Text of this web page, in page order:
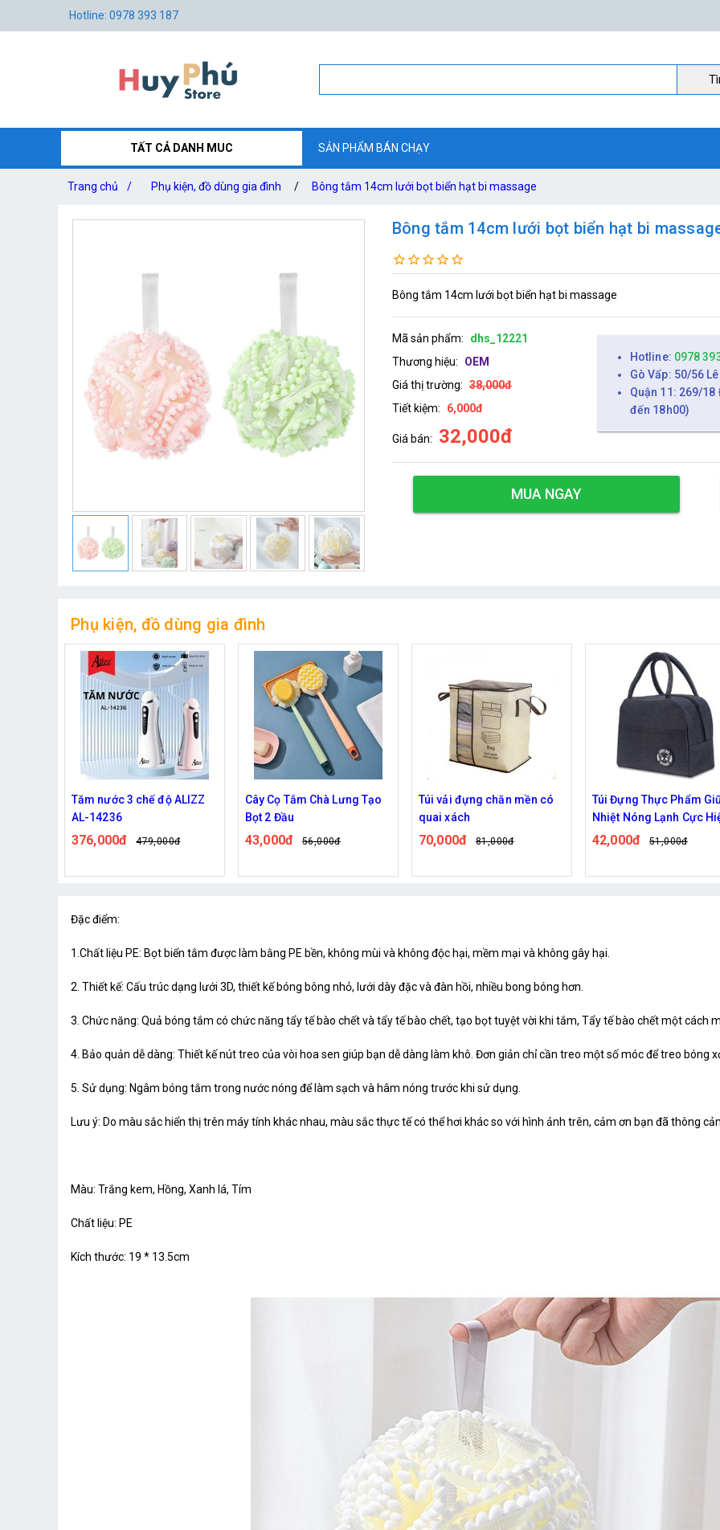
Hotline: 0978 393 187
TẤT CẢ DANH MUC SẢN PHẨM BÁN CHẠY
Trang chủ / Phụ kiện, đồ dùng gia đình / Bông tắm 14cm lưới bọt biển hạt bi massage
Bông tắm 14cm lưới bọt biển hạt bi
Bông tắm 14cm lưới bọt biển hạt bi massage
Mã sản phẩm:
dhs_12221
Thương hiệu:
OEM
Giá thị trường: 38,000đ
Tiết kiệm:
6,000đ
Giá bán: 32,000đ
Hotline: 0978
Gò Vấp: 50/56
Quận 11: 269/18
đến 18h00)
MUA NGAY
Phụ kiện, đồ dùng gia đình
Cây Cọ Tắm Chà Lưng Tạo
Bọt 2 Đầu
43,000đ 56,000đ
Túi vải đựng chăn mền có
quai xách
70,000đ 81,000đ
Túi Đựng Thực Phẩm Giữ
Nhiệt Nóng Lạnh Cực Hiệu
Quả, Vải Chống Thấm
42,000đ 51,000đ
Bàn Ủi Hơi Nước Cầm
Mini Xoay 360 Độ ALIZZ
13829
302,000đ 369,000đ
Đặc điểm:
1.Chất liệu PE: Bọt biển tắm được làm bằng PE bền, không mùi và không độc hại, mềm mại và không gây hại.
2. Thiết kế: Cấu trúc dạng lưới 3D, thiết kế bóng bông nhỏ, lưới dày đặc và đàn hồi, nhiều bong bóng hơn.
3. Chức năng: Quả bóng tắm có chức năng tẩy tế bào chết và tẩy tế bào chết, tạo bọt tuyệt vời khi tắm, Tẩy tế bào chết một cách
4. Bảo quản dễ dàng: Thiết kế nút treo của vòi hoa sen giúp bạn dễ dàng làm khô. Đơn giản chỉ cần treo một số móc để treo bóng
5. Sử dụng: Ngâm bóng tắm trong nước nóng để làm sạch và hâm nóng trước khi sử dụng.
Lưu ý: Do màu sắc hiển thị trên máy tính khác nhau, màu sắc thực tế có thể hơi khác so với hình ảnh trên, cảm ơn bạn đã thông
Màu: Trắng kem, Hồng, Xanh lá, Tím
Chất liệu: PE
Kích thước: 19 * 13.5cm